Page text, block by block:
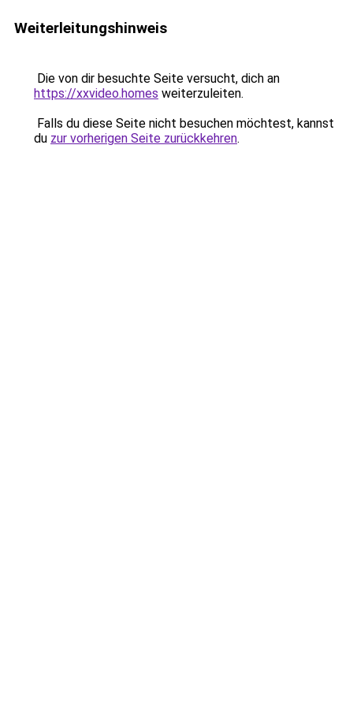
Weiterleitungshinweis
Die von dir besuchte Seite versucht, dich an
https://xxvideo.homes weiterzuleiten.
Falls du diese Seite nicht besuchen möchtest, kannst
du zur vorherigen Seite zurückkehren.